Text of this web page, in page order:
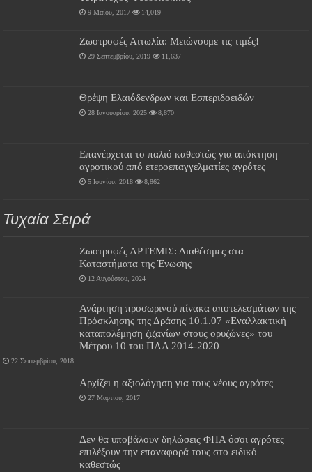
9 Μαΐου, 2017 14,019
Ζωοτροφές Αιτωλία: Μειώνουμε τις τιμές!
29 Σεπτεμβρίου, 2019 11,637
Θρέψη Ελαιόδενδρων και Εσπεριδοειδών
28 Ιανουαρίου, 2025 8,870
Επανέρχεται το παλιό καθεστώς για απόκτηση
αγροτικού από ετεροεπαγγελματίες αγρότες
5 Ιουνίου, 2018 8,862
Τυχαία Σειρά
Ζωοτροφές ΑΡΤΕΜΙΣ: Διαθέσιμες στα
Καταστήματα της Ένωσης
12 Αυγούστου, 2024
Ανάρτηση προσωρινού πίνακα αποτελεσμάτων της
Πρόσκλησης της Δράσης 10.1.07 «Εναλλακτική
καταπολέμηση ζιζανίων στους ορυζώνες» του
Μέτρου 10 του ΠΑΑ 2014-2020
22 Σεπτεμβρίου, 2018
Αρχίζει η αξιολόγηση για τους νέους αγρότες
27 Μαρτίου, 2017
Δεν θα υποβάλουν δηλώσεις ΦΠΑ όσοι αγρότες
επιλέξουν την επαναφορά τους στο ειδικό
καθεστώς